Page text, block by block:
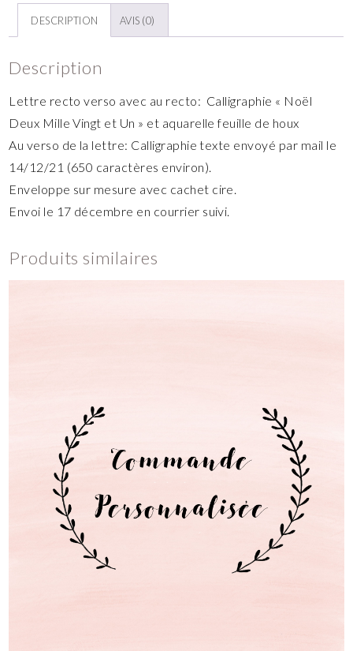
DESCRIPTION AVIS (0)
Description
Lettre recto verso avec au recto: Calligraphie « Noël
Deux Mille Vingt et Un » et aquarelle feuille de houx
Au verso de la lettre: Calligraphie texte envoyé par mail le
14/12/21 (650 caractères environ).
Enveloppe sur mesure avec cachet cire.
Envoi le 17 décembre en courrier suivi.
Produits similaires